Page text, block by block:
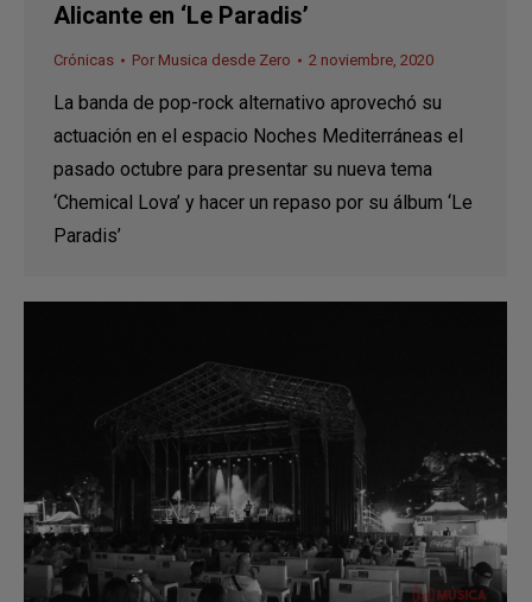
Alicante en ‘Le Paradis’
Crónicas Por Musica desde Zero 2 noviembre, 2020
La banda de pop-rock alternativo aprovechó su
actuación en el espacio Noches Mediterráneas el
pasado octubre para presentar su nueva tema
‘Chemical Lova’ y hacer un repaso por su álbum ‘Le
Paradis’